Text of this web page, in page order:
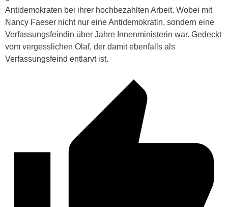
Antidemokraten bei ihrer hochbezahlten Arbeit. Wobei mit
Nancy Faeser nicht nur eine Antidemokratin, sondern eine
Verfassungsfeindin über Jahre Innenministerin war. Gedeckt
vom vergesslichen Olaf, der damit ebenfalls als
Verfassungsfeind entlarvt ist.